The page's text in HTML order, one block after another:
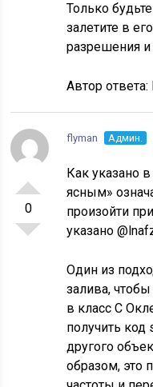
Только
залетите в
разрешения
Автор ответа:
0
flyman Админ.
Как указано в
ясным»
произойти
указано
Один из
залива,
в класс C
получить код
другого
образом, это